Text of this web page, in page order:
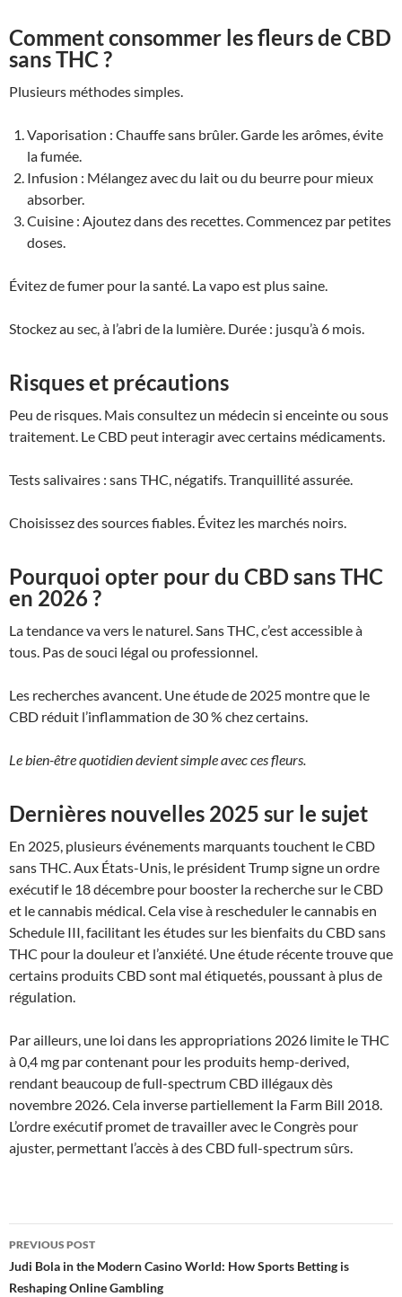
Comment consommer les fleurs de CBD
sans THC ?
Plusieurs méthodes simples.
Vaporisation : Chauffe sans brûler. Garde les arômes, évite
la fumée.
Infusion : Mélangez avec du lait ou du beurre pour mieux
absorber.
Cuisine : Ajoutez dans des recettes. Commencez par petites
doses.
Évitez de fumer pour la santé. La vapo est plus saine.
Stockez au sec, à l’abri de la lumière. Durée : jusqu’à 6 mois.
Risques et précautions
Peu de risques. Mais consultez un médecin si enceinte ou sous
traitement. Le CBD peut interagir avec certains médicaments.
Tests salivaires : sans THC, négatifs. Tranquillité assurée.
Choisissez des sources fiables. Évitez les marchés noirs.
Pourquoi opter pour du CBD sans THC
en 2026 ?
La tendance va vers le naturel. Sans THC, c’est accessible à
tous. Pas de souci légal ou professionnel.
Les recherches avancent. Une étude de 2025 montre que le
CBD réduit l’inflammation de 30 % chez certains.
Le bien-être quotidien devient simple avec ces fleurs.
Dernières nouvelles 2025 sur le sujet
En 2025, plusieurs événements marquants touchent le CBD
sans THC. Aux États-Unis, le président Trump signe un ordre
exécutif le 18 décembre pour booster la recherche sur le CBD
et le cannabis médical. Cela vise à rescheduler le cannabis en
Schedule III, facilitant les études sur les bienfaits du CBD sans
THC pour la douleur et l’anxiété. Une étude récente trouve que
certains produits CBD sont mal étiquetés, poussant à plus de
régulation.
Par ailleurs, une loi dans les appropriations 2026 limite le THC
à 0,4 mg par contenant pour les produits hemp-derived,
rendant beaucoup de full-spectrum CBD illégaux dès
novembre 2026. Cela inverse partiellement la Farm Bill 2018.
L’ordre exécutif promet de travailler avec le Congrès pour
ajuster, permettant l’accès à des CBD full-spectrum sûrs.
Post
navigation
PREVIOUS POST
Judi Bola in the Modern Casino World: How Sports Betting is
Reshaping Online Gambling